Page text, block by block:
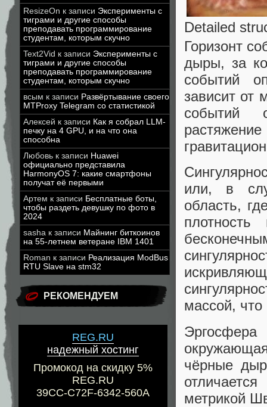
ResizeOn к записи Эксперименты с
тиграми и другие способы
преподавать программирование
студентам, которым скучно
Text2Vid к записи Эксперименты с
тиграми и другие способы
преподавать программирование
студентам, которым скучно
всым к записи Развёртывание своего
MTProxy Telegram со статистикой
Алексей к записи Как я собрал LLM-
печку на 4 GPU, и на что она
способна
Любовь к записи Huawei
официально представила
HarmonyOS 7: какие смартфоны
получат её первыми
Артем к записи Бесплатные боты,
чтобы раздеть девушку по фото в
2024
sasha к записи Майнинг биткоинов
на 55-летнем ветеране IBM 1401
Roman к записи Реализация ModBus
RTU Slave на stm32
РЕКОМЕНДУЕМ
REG.RU
надежный хостинг
Промокод на скидку 5%
REG.RU
39CC-C72F-6342-560A
Detailed
Горизонт
дыры, за
событий
зависит от
событий
или, в
область,
плотность
массой, что
чёрные
метрикой